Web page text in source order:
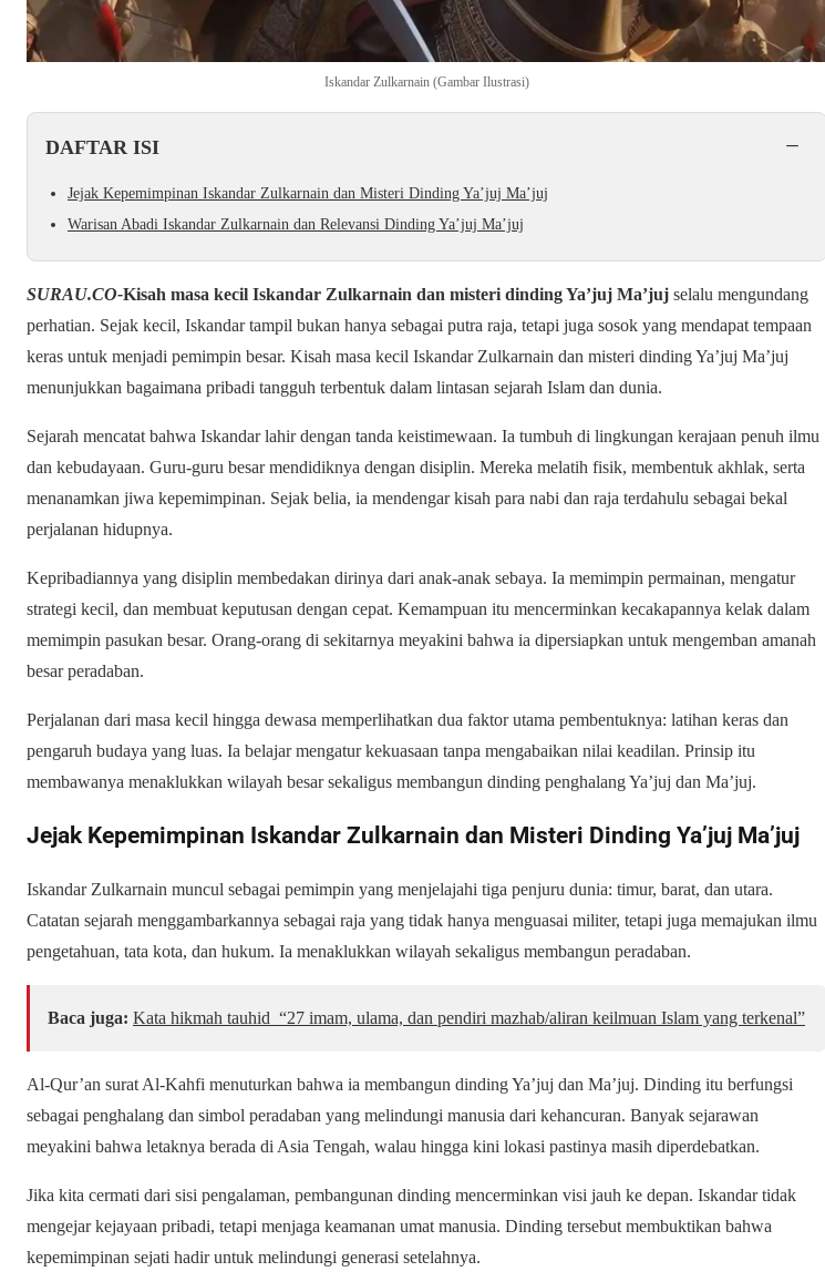
Iskandar Zulkarnain (Gambar Ilustrasi)
DAFTAR ISI −
Jejak Kepemimpinan Iskandar Zulkarnain dan Misteri Dinding Ya’juj Ma’juj
Warisan Abadi Iskandar Zulkarnain dan Relevansi Dinding Ya’juj Ma’juj
SURAU.CO-Kisah masa kecil Iskandar Zulkarnain dan misteri dinding Ya’juj Ma’juj selalu mengundang
perhatian. Sejak kecil, Iskandar tampil bukan hanya sebagai putra raja, tetapi juga sosok yang mendapat tempaan
keras untuk menjadi pemimpin besar. Kisah masa kecil Iskandar Zulkarnain dan misteri dinding Ya’juj Ma’juj
menunjukkan bagaimana pribadi tangguh terbentuk dalam lintasan sejarah Islam dan dunia.
Sejarah mencatat bahwa Iskandar lahir dengan tanda keistimewaan. Ia tumbuh di lingkungan kerajaan penuh ilmu
dan kebudayaan. Guru-guru besar mendidiknya dengan disiplin. Mereka melatih fisik, membentuk akhlak, serta
menanamkan jiwa kepemimpinan. Sejak belia, ia mendengar kisah para nabi dan raja terdahulu sebagai bekal
perjalanan hidupnya.
Kepribadiannya yang disiplin membedakan dirinya dari anak-anak sebaya. Ia memimpin permainan, mengatur
strategi kecil, dan membuat keputusan dengan cepat. Kemampuan itu mencerminkan kecakapannya kelak dalam
memimpin pasukan besar. Orang-orang di sekitarnya meyakini bahwa ia dipersiapkan untuk mengemban amanah
besar peradaban.
Perjalanan dari masa kecil hingga dewasa memperlihatkan dua faktor utama pembentuknya: latihan keras dan
pengaruh budaya yang luas. Ia belajar mengatur kekuasaan tanpa mengabaikan nilai keadilan. Prinsip itu
membawanya menaklukkan wilayah besar sekaligus membangun dinding penghalang Ya’juj dan Ma’juj.
Jejak Kepemimpinan Iskandar Zulkarnain dan Misteri Dinding Ya’juj Ma’juj
Iskandar Zulkarnain muncul sebagai pemimpin yang menjelajahi tiga penjuru dunia: timur, barat, dan utara.
Catatan sejarah menggambarkannya sebagai raja yang tidak hanya menguasai militer, tetapi juga memajukan ilmu
pengetahuan, tata kota, dan hukum. Ia menaklukkan wilayah sekaligus membangun peradaban.
Baca juga: Kata hikmah tauhid “27 imam, ulama, dan pendiri mazhab/aliran keilmuan Islam yang terkenal”
Al-Qur’an surat Al-Kahfi menuturkan bahwa ia membangun dinding Ya’juj dan Ma’juj. Dinding itu berfungsi
sebagai penghalang dan simbol peradaban yang melindungi manusia dari kehancuran. Banyak sejarawan
meyakini bahwa letaknya berada di Asia Tengah, walau hingga kini lokasi pastinya masih diperdebatkan.
Jika kita cermati dari sisi pengalaman, pembangunan dinding mencerminkan visi jauh ke depan. Iskandar tidak
mengejar kejayaan pribadi, tetapi menjaga keamanan umat manusia. Dinding tersebut membuktikan bahwa
kepemimpinan sejati hadir untuk melindungi generasi setelahnya.